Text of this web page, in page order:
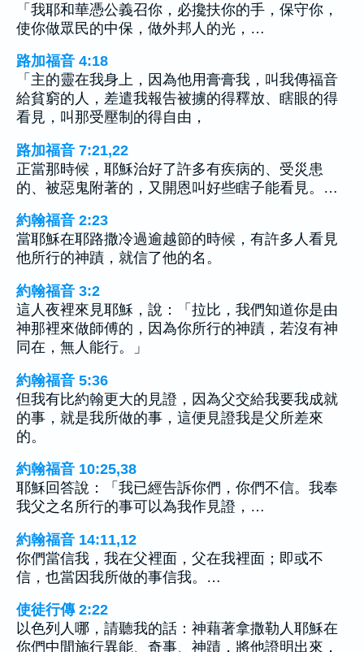
「我耶和華憑公義召你，必攙扶你的手，保守你，
使你做眾民的中保，做外邦人的光，…
路加福音 4:18
「主的靈在我身上，因為他用膏膏我，叫我傳福音
給貧窮的人，差遣我報告被擄的得釋放、瞎眼的得
看見，叫那受壓制的得自由，
路加福音 7:21,22
正當那時候，耶穌治好了許多有疾病的、受災患
的、被惡鬼附著的，又開恩叫好些瞎子能看見。…
約翰福音 2:23
當耶穌在耶路撒冷過逾越節的時候，有許多人看見
他所行的神蹟，就信了他的名。
約翰福音 3:2
這人夜裡來見耶穌，說：「拉比，我們知道你是由
神那裡來做師傅的，因為你所行的神蹟，若沒有神
同在，無人能行。」
約翰福音 5:36
但我有比約翰更大的見證，因為父交給我要我成就
的事，就是我所做的事，這便見證我是父所差來
的。
約翰福音 10:25,38
耶穌回答說：「我已經告訴你們，你們不信。我奉
我父之名所行的事可以為我作見證，…
約翰福音 14:11,12
你們當信我，我在父裡面，父在我裡面；即或不
信，也當因我所做的事信我。…
使徒行傳 2:22
以色列人哪，請聽我的話：神藉著拿撒勒人耶穌在
你們中間施行異能、奇事、神蹟，將他證明出來，